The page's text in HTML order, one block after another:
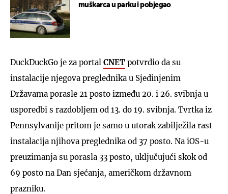
muškarca u parku i pobjegao
DuckDuckGo je za portal CNET potvrdio da su
instalacije njegova preglednika u Sjedinjenim
Državama porasle 21 posto između 20. i 26. svibnja u
usporedbi s razdobljem od 13. do 19. svibnja. Tvrtka iz
Pennsylvanije pritom je samo u utorak zabilježila rast
instalacija njihova preglednika od 37 posto. Na iOS-u
preuzimanja su porasla 33 posto, uključujući skok od
69 posto na Dan sjećanja, američkom državnom
prazniku.